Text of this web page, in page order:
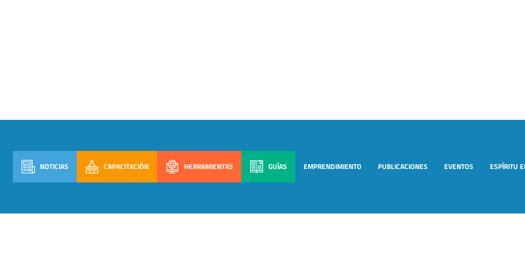
NOTICIAS CAPACITACIÓN HERRAMIENTAS GUÍAS EMPRENDIMIENTO PUBLICACIONES EVENTOS ESPÍRITU